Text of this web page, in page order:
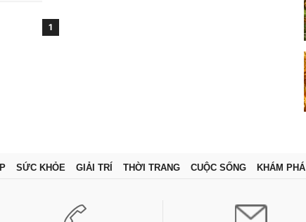
1
SỨC KHỎE GIẢI TRÍ THỜI TRANG CUỘC SỐNG KHÁM PHÁ